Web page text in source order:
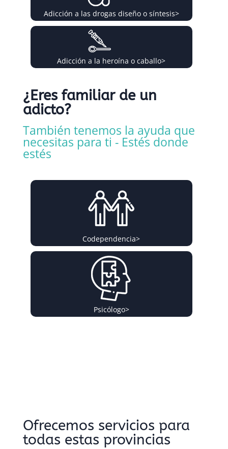
Adicción a las drogas diseño o síntesis>
Adicción a la heroína o caballo>
¿Eres familiar de un
adicto?
También tenemos la ayuda que
necesitas para ti - Estés donde
estés
Codependencia>
Psicólogo>
Ofrecemos servicios para
todas estas provincias